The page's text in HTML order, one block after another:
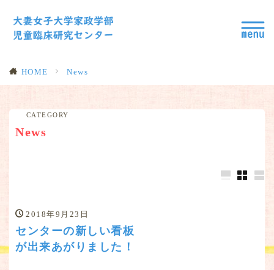
HOME News
CATEGORY
News
2018年9月23日
センターの新しい看板
が出来あがりました！